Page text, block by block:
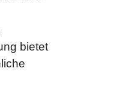
bietet